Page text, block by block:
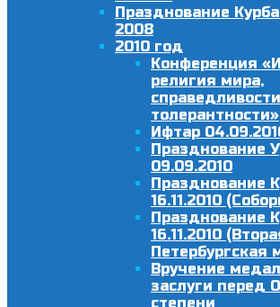
Празднование
2008
2010 год
Конференция
религия мира,
толерантности»
Ифтар
Празднование
09.09.2010
Празднование
16.11.2010
Празднование
16.11.2010
Петербургская
Вручение
заслуги перед
степени